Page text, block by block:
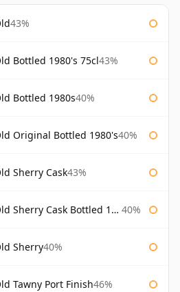
43%
Bottled 1980's 75cl43%
Bottled 1980s40%
Original Bottled 1980's40%
Sherry Cask43%
Cask Bottled 1980s 40%
Sherry40%
Tawny Port Finish46%